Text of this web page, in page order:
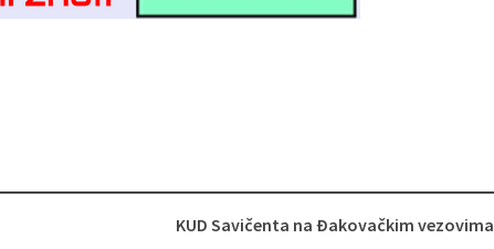
KUD Savičenta na Đakovačkim vezovima